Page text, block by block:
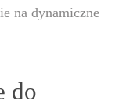
na dynamiczne
do